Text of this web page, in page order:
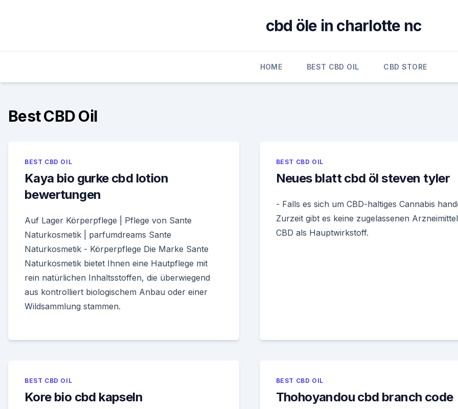
cbd öle in charlotte nc
HOME BEST CBD OIL CBD STORE
Best CBD Oil
BEST CBD OIL
Kaya bio gurke cbd lotion
bewertungen
Auf Lager Körperpflege | Pflege von Sante
Naturkosmetik | parfumdreams Sante
Naturkosmetik - Körperpflege Die Marke Sante
Naturkosmetik bietet Ihnen eine Hautpflege mit
rein natürlichen Inhaltsstoffen, die überwiegend
aus kontrolliert biologischem Anbau oder einer
Wildsammlung stammen.
BEST CBD OIL
Neues blatt cbd öl steven tyler
- Falls es sich um CBD-haltiges Cannabis
Zurzeit gibt es keine zugelassenen
CBD als Hauptwirkstoff.
BEST CBD OIL
Kore bio cbd kapseln
BEST CBD OIL
Thohoyandou cbd branch code